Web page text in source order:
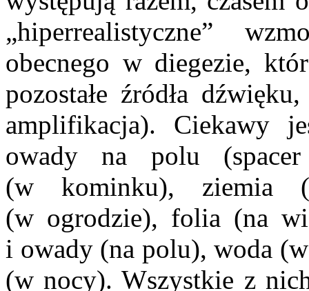
„hiperrealistyczne”
obecnego w diegezie,
pozostałe źródła
amplifikacja). Ciekawy
owady na polu
(w kominku), ziemia
(w ogrodzie), folia (na
i owady (na polu), woda
(w nocy). Wszystkie z